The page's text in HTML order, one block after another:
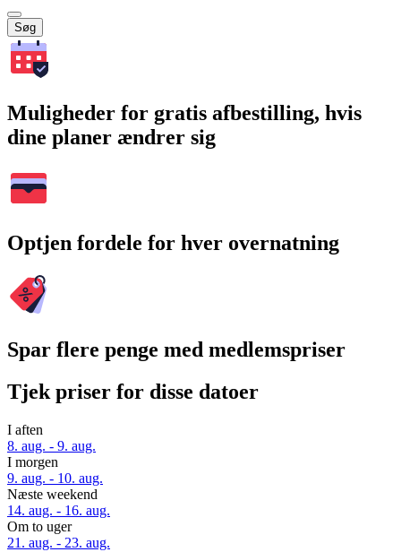
Søg
Muligheder for gratis afbestilling, hvis
dine planer ændrer sig
Optjen fordele for hver overnatning
Spar flere penge med medlemspriser
Tjek priser for disse datoer
I aften
8. aug. - 9. aug.
I morgen
9. aug. - 10. aug.
Næste weekend
14. aug. - 16. aug.
Om to uger
21. aug. - 23. aug.